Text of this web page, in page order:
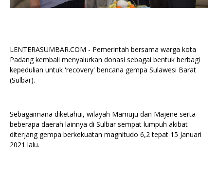
LENTERASUMBAR.COM - Pemerintah bersama warga kota
Padang kembali menyalurkan donasi sebagai bentuk berbagi
kepedulian untuk 'recovery' bencana gempa Sulawesi Barat
(Sulbar).
Sebagaimana diketahui, wilayah Mamuju dan Majene serta
beberapa daerah lainnya di Sulbar sempat lumpuh akibat
diterjang gempa berkekuatan magnitudo 6,2 tepat 15 Januari
2021 lalu.